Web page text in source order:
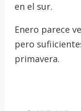
en el sur.
Enero parece
pero
primavera.